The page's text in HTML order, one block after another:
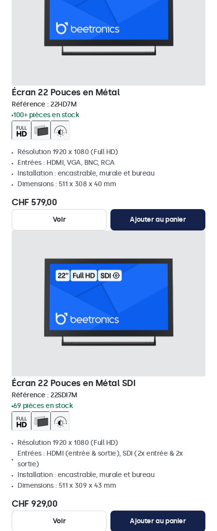
Écran 22 Pouces en Métal
Référence : 22HD7M
100+ pièces en stock
Résolution 1920 x 1080 (Full HD)
Entrées : HDMI, VGA, BNC, RCA
Installation : encastrable, murale et bureau
Dimensions : 511 x 308 x 40 mm
CHF 579,00
Voir Ajouter au panier
Écran 22 Pouces en Métal SDI
Référence : 22SDI7M
69 pièces en stock
Résolution 1920 x 1080 (Full HD)
Entrées : HDMI (entrée & sortie), SDI (2x entrée & 2x
sortie)
Installation : encastrable, murale et bureau
Dimensions : 511 x 309 x 43 mm
CHF 929,00
Voir Ajouter au panier